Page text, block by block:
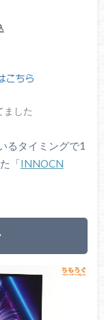
器）
認証
ト（1152ゾー
ル
ました
るタイミングで1
「INNOCN